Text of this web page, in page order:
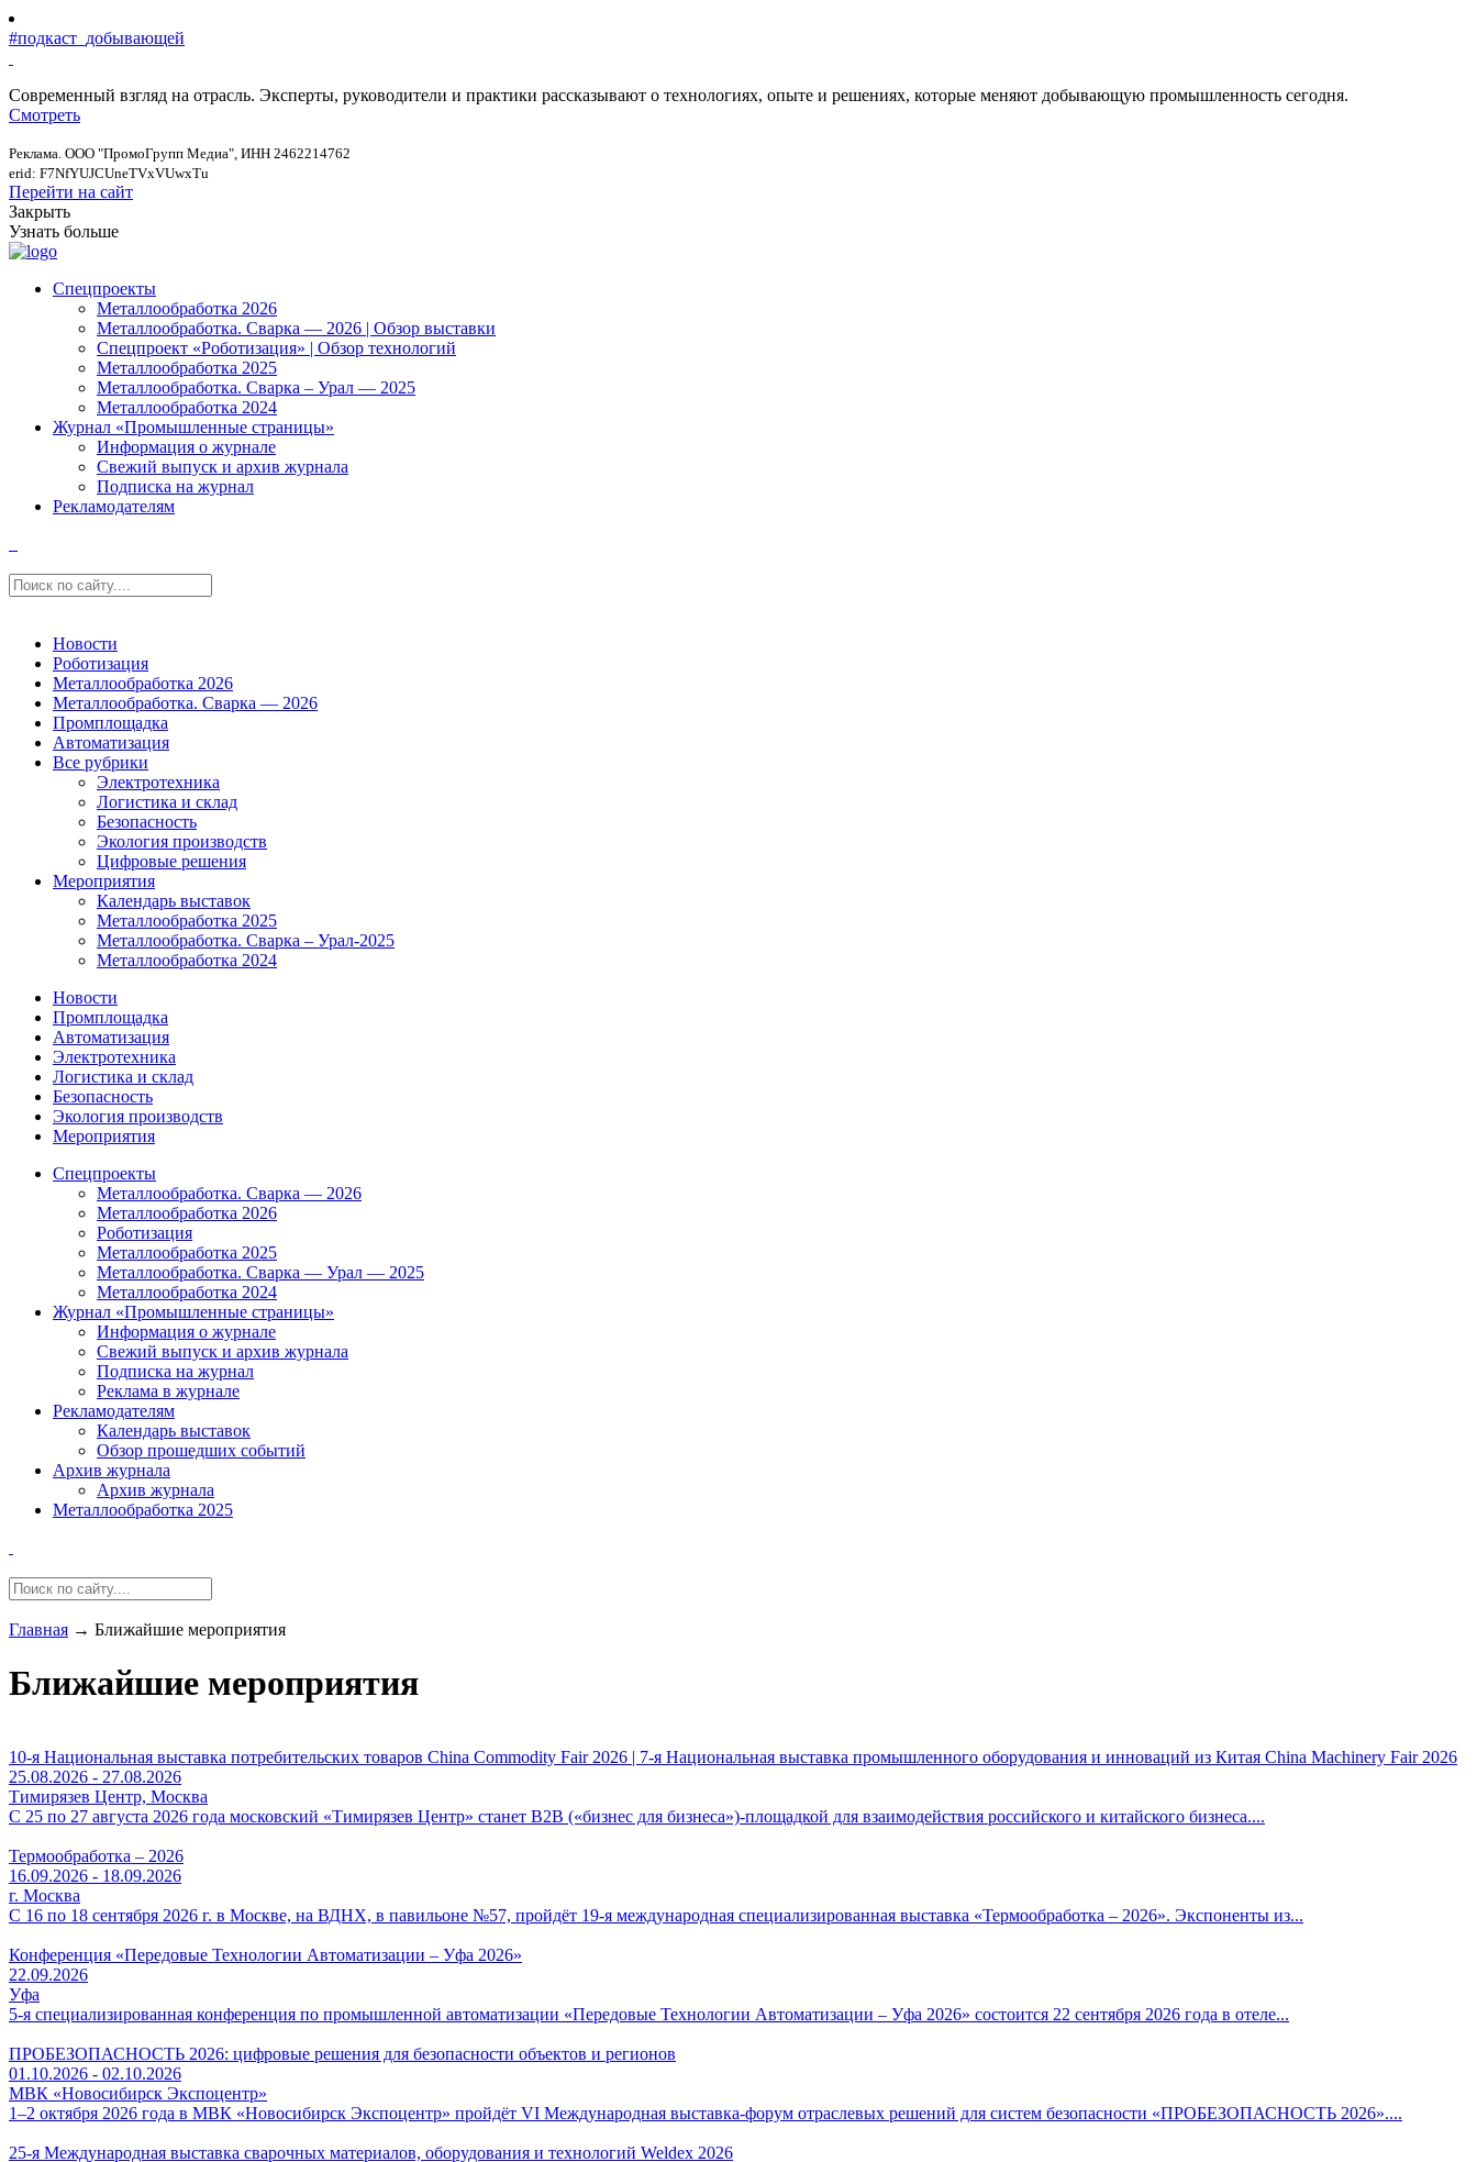
#подкаст_добывающей
Современный взгляд на отрасль. Эксперты, руководители и практики рассказывают о технологиях, опыте и решениях, которые меняют добывающую промышленность сегодня.
Смотреть
Реклама. ООО "ПромоГрупп Медиа", ИНН 2462214762
erid: F7NfYUJCUneTVxVUwxTu
Перейти на сайт
Закрыть
Узнать больше
Спецпроекты
Металлообработка 2026
Металлообработка. Сварка — 2026 | Обзор выставки
Спецпроект «Роботизация» | Обзор технологий
Металлообработка 2025
Металлообработка. Сварка – Урал — 2025
Металлообработка 2024
Журнал «Промышленные страницы»
Информация о журнале
Свежий выпуск и архив журнала
Подписка на журнал
Рекламодателям
Новости
Роботизация
Металлообработка 2026
Металлообработка. Сварка — 2026
Промплощадка
Автоматизация
Все рубрики
Электротехника
Логистика и склад
Безопасность
Экология производств
Цифровые решения
Мероприятия
Календарь выставок
Металлообработка 2025
Металлообработка. Сварка – Урал-2025
Металлообработка 2024
Новости
Промплощадка
Автоматизация
Электротехника
Логистика и склад
Безопасность
Экология производств
Мероприятия
Спецпроекты
Металлообработка. Сварка — 2026
Металлообработка 2026
Роботизация
Металлообработка 2025
Металлообработка. Сварка — Урал — 2025
Металлообработка 2024
Журнал «Промышленные страницы»
Информация о журнале
Свежий выпуск и архив журнала
Подписка на журнал
Реклама в журнале
Рекламодателям
Календарь выставок
Обзор прошедших событий
Архив журнала
Архив журнала
Металлообработка 2025
Главная → Ближайшие мероприятия
Ближайшие мероприятия
10-я Национальная выставка потребительских товаров China Commodity Fair 2026 | 7-я Национальная выставка промышленного оборудования и инноваций из Китая China Machinery Fair 2026
25.08.2026 - 27.08.2026
Тимирязев Центр, Москва
С 25 по 27 августа 2026 года московский «Тимирязев Центр» станет B2B («бизнес для бизнеса»)-площадкой для взаимодействия российского и китайского бизнеса....
Термообработка – 2026
16.09.2026 - 18.09.2026
г. Москва
С 16 по 18 сентября 2026 г. в Москве, на ВДНХ, в павильоне №57, пройдёт 19-я международная специализированная выставка «Термообработка – 2026». Экспоненты из...
Конференция «Передовые Технологии Автоматизации – Уфа 2026»
22.09.2026
Уфа
5-я специализированная конференция по промышленной автоматизации «Передовые Технологии Автоматизации – Уфа 2026» состоится 22 сентября 2026 года в отеле...
ПРОБЕЗОПАСНОСТЬ 2026: цифровые решения для безопасности объектов и регионов
01.10.2026 - 02.10.2026
МВК «Новосибирск Экспоцентр»
1–2 октября 2026 года в МВК «Новосибирск Экспоцентр» пройдёт VI Международная выставка-форум отраслевых решений для систем безопасности «ПРОБЕЗОПАСНОСТЬ 2026»....
25-я Международная выставка сварочных материалов, оборудования и технологий Weldex 2026